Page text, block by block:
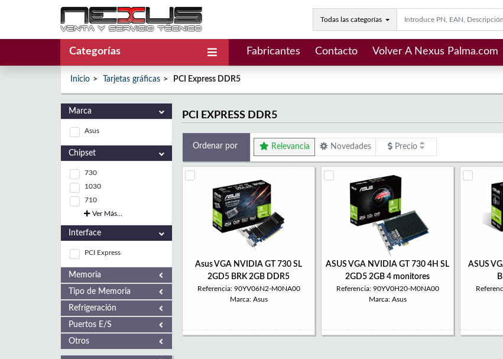
Todas las categorías
Categorías Fabricantes Contacto Volver A Nexus Palma.com
Inicio Tarjetas gráficas PCI Express DDR5
Marca
Asus
Chipset
730
1030
710
Ver Más...
Interface
PCI Express
Memoria
Tipo de Memoria
Refrigeración
Puertos E/S
Otros
PCI EXPRESS DDR5
Ordenar por Relevancia Novedades Precio
Asus VGA NVIDIA GT 730 SL
2GD5 BRK 2GB DDR5
Referencia: 90YV06N2-M0NA00
Marca: Asus
ASUS VGA NVIDIA GT 730 4H SL
2GD5 2GB 4 monitores
Referencia: 90YV0H20-M0NA00
Marca: Asus
ASUS